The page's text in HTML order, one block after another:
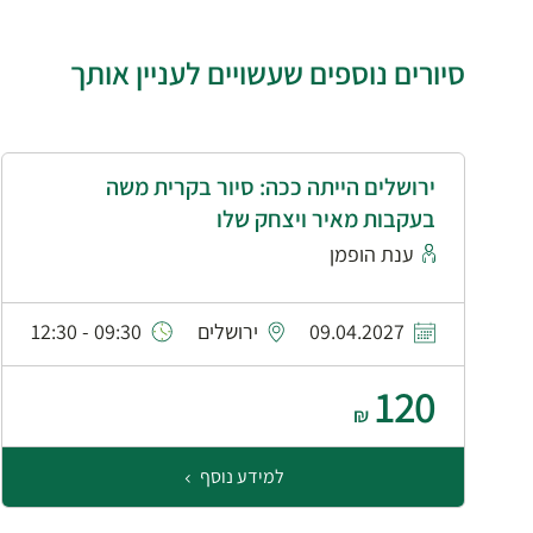
סיורים נוספים שעשויים לעניין אותך
ירושלים הייתה ככה: סיור בקרית משה
בעקבות מאיר ויצחק שלו
ענת הופמן
09.04.2027 ירושלים 09:30 - 12:30
120
₪
למידע נוסף